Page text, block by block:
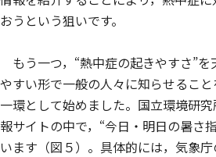
おうという狙いです。
もう一つ，“熱中症の起きやすさ”を
やすい形で一般の人々に知らせるこ
一環として始めました。国立環境研
報サイトの中で，“今日・明日の暑さ
います（図５）。具体的には，気象